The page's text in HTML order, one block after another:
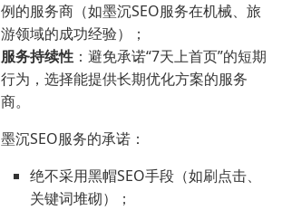
例的服务商（如墨沉SEO服务在机械、旅
游领域的成功经验）；
服务持续性 ：避免承诺“7天上首页”的短期
行为，选择能提供长期优化方案的服务
商。
墨沉SEO服务的承诺：
绝不采用黑帽SEO手段（如刷点击、
关键词堆砌）；